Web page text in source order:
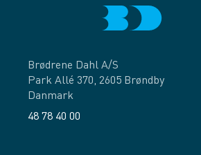
Brødrene Dahl A/S
Park Allé 370, 2605 Brøndby
Danmark
48 78 40 00